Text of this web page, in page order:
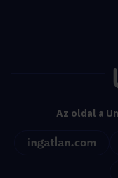
Az oldal a